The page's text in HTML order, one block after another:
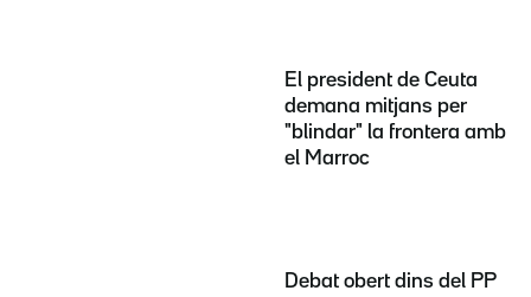
El president de Ceuta
demana mitjans per
"blindar" la frontera amb
el Marroc
Debat obert dins del PP